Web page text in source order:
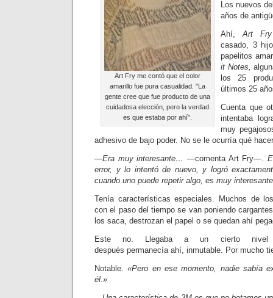
Art Fry me contó que el color
amarillo fue pura casualidad. "La
gente cree que fue producto de una
cuidadosa elección, pero la verdad
es que estaba por ahí".
Los nuevos
años de
Ahí,Art Fry
casado, 3
papelitos
it Notes,
los 25
últimos 25
Cuenta que
intentaba
muy
adhesivo de bajo poder. No se le ocurría qué
—Era muy interesante… —co­menta Art Fry—.
error, y lo intentó de nuevo, y logró
cuando uno puede repetir algo, es muy
Tenía características especiales. Muchos de
con el paso del tiempo se van poniendo
los saca, destrozan el papel o se quedan ahí
Este no. Llegaba a un cierto nivel
después permanecía ahí, inmutable. Por mucho
Notable.«Pero en ese momento, na­die sabía
él.»